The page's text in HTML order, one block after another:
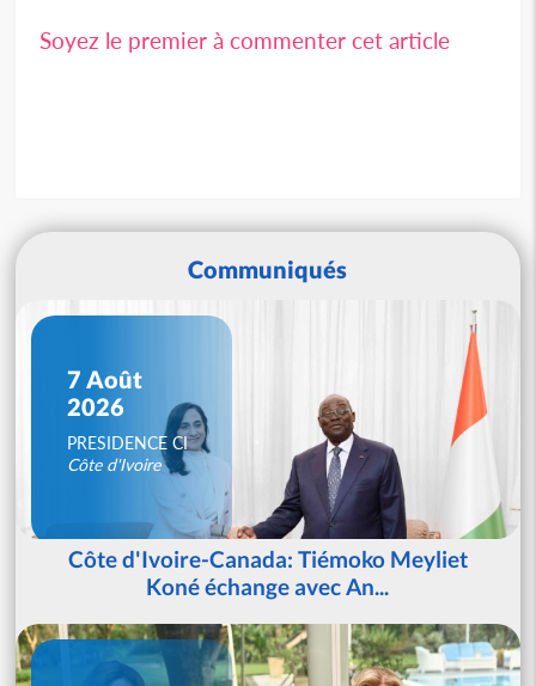
Soyez le premier à commenter cet article
Communiqués
7 Août
2026
PRESIDENCE CI
Côte d'Ivoire
Côte d'Ivoire-Canada: Tiémoko Meyliet
Koné échange avec An...